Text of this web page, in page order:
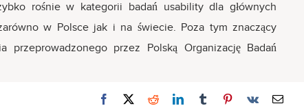
rośnie w kategorii badań usability dla głównych
w Polsce jak i na świecie. Poza tym znaczący
przez Polską Organizację Badań